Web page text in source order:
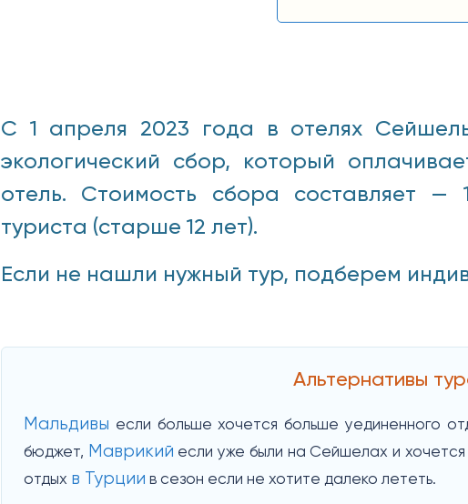
С 1 апреля 2023 года в отелях
экологический сбор, который
отель. Стоимость сбора составляет —
туриста (старше 12 лет).
Если не нашли нужный тур, подберем
Альтернативы
Мальдивы если больше хочется больше уединенного
бюджет, Маврикий если уже были на Сейшелах и
отдых в Турции в сезон если не хотите далеко лететь.